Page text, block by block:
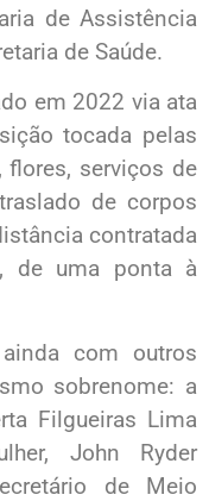
de Assistência
de Saúde.
em 2022 via ata
tocada pelas
flores, serviços de
de corpos
contratada
de uma ponta à
com outros
sobrenome: a
Filgueiras Lima
John Ryder
de Meio